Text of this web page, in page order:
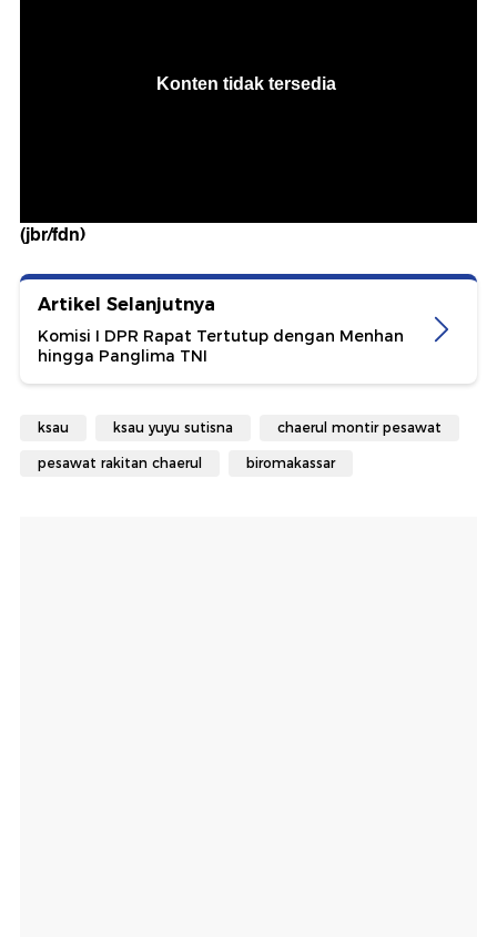
(jbr/fdn)
Artikel Selanjutnya
Komisi I DPR Rapat Tertutup dengan Menhan
hingga Panglima TNI
ksau ksau yuyu sutisna chaerul montir pesawat
pesawat rakitan chaerul biromakassar